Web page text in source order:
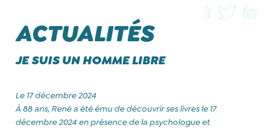
ACTUALITÉS
JE SUIS UN HOMME LIBRE
Le 17 décembre 2024
À 88 ans, René a été ému de découvrir ses livres le 17
décembre 2024 en présence de la psychologue et